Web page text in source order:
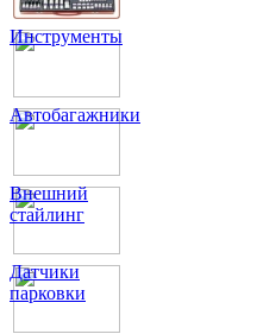
Инструменты
Автобагажники
Внешний
стайлинг
Датчики
парковки